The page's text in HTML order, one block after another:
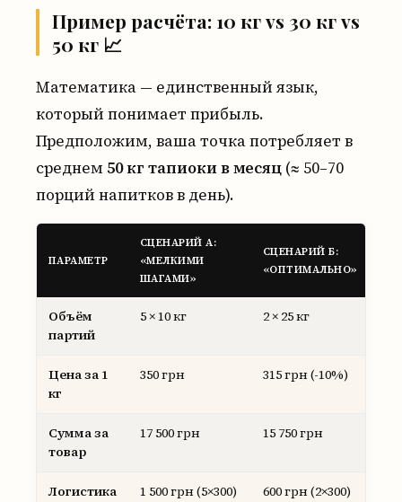
Пример расчёта: 10 кг vs 30 кг vs
50 кг 📈
Математика — единственный язык,
который понимает прибыль.
Предположим, ваша точка потребляет в
среднем 50 кг тапиоки в месяц (≈ 50–70
порций напитков в день).
ПАРАМЕТР
СЦЕНАРИЙ А:
«МЕЛКИМИ
ШАГАМИ»
СЦЕНАРИЙ Б:
«ОПТИМАЛЬНО»
Объём
партий
5 × 10 кг 2 × 25 кг
Цена за 1
кг
350 грн 315 грн (-10%)
Сумма за
товар
17 500 грн 15 750 грн
Логистика 1 500 грн (5×300) 600 грн (2×300)